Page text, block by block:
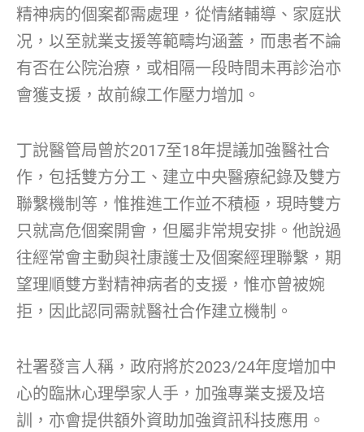
精神病的個案都需處理，從情緒輔導、家庭狀
况，以至就業支援等範疇均涵蓋，而患者不論
有否在公院治療，或相隔一段時間未再診治亦
會獲支援，故前線工作壓力增加。
丁說醫管局曾於2017至18年提議加強醫社合
作，包括雙方分工、建立中央醫療紀錄及雙方
聯繫機制等，惟推進工作並不積極，現時雙方
只就高危個案開會，但屬非常規安排。他說過
往經常會主動與社康護士及個案經理聯繫，期
望理順雙方對精神病者的支援，惟亦曾被婉
拒，因此認同需就醫社合作建立機制。
社署發言人稱，政府將於2023/24年度增加中
心的臨牀心理學家人手，加強專業支援及培
訓，亦會提供額外資助加強資訊科技應用。